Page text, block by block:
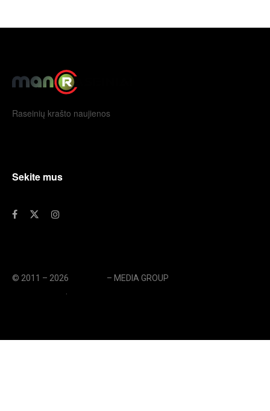
Raseinių krašto naujienos
Sekite mus
© 2011 – 2026 – MEDIA GROUP